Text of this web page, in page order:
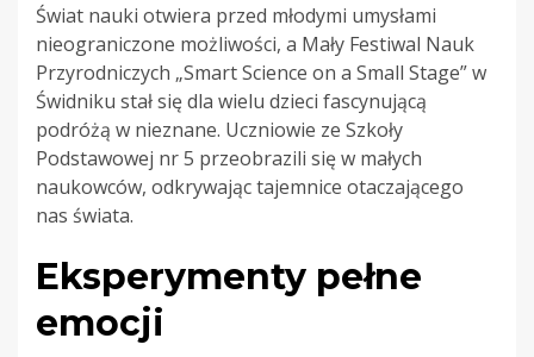
Świat nauki otwiera przed młodymi umysłami
nieograniczone możliwości, a Mały Festiwal Nauk
Przyrodniczych „Smart Science on a Small Stage” w
Świdniku stał się dla wielu dzieci fascynującą
podróżą w nieznane. Uczniowie ze Szkoły
Podstawowej nr 5 przeobrazili się w małych
naukowców, odkrywając tajemnice otaczającego
nas świata.
Eksperymenty pełne
emocji